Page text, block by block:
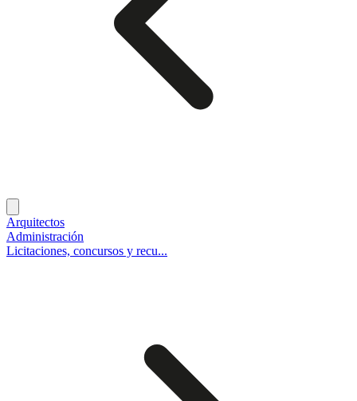
Arquitectos
Administración
Licitaciones, concursos y recu...